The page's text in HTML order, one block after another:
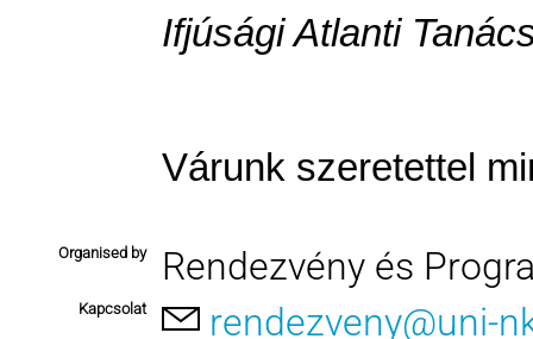
Ifjúsági Atlanti
Várunk szeretettel
Organised by Rendezvény és
Kapcsolat rendezveny@uni-